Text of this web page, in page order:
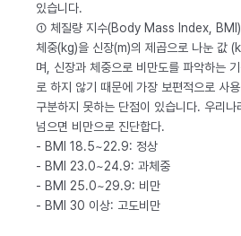
있습니다.
① 체질량 지수(Body Mass Index, BMI)
체중(kg)을 신장(m)의 제곱으로 나눈 값
며, 신장과 체중으로 비만도를 파악하는
로 하지 않기 때문에 가장 보편적으로 사
구분하지 못하는 단점이 있습니다. 우리
넘으면 비만으로 진단합다.
- BMI 18.5~22.9: 정상
- BMI 23.0~24.9: 과체중
- BMI 25.0~29.9: 비만
- BMI 30 이상: 고도비만